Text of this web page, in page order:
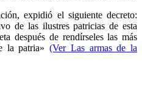
expidió el siguiente decreto:
de las ilustres patricias de esta
después de rendírseles las más
la patria»(Ver Las armas de la